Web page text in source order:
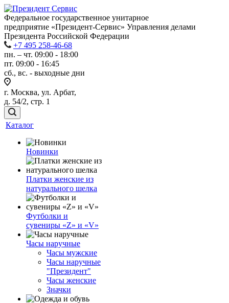
Федеральное государственное унитарное
предприятие «Президент-Сервис» Управления делами
Президента Российской Федерации
+7 495 258-46-68
пн. – чт. 09:00 - 18:00
пт. 09:00 - 16:45
сб., вс. - выходные дни
г. Москва, ул. Арбат,
д. 54/2, стр. 1
Каталог
Новинки
Платки женские из
натурального шелка
Футболки и
сувениры «Z» и «V»
Часы наручные
Часы мужские
Часы наручные
"Президент"
Часы женские
Значки